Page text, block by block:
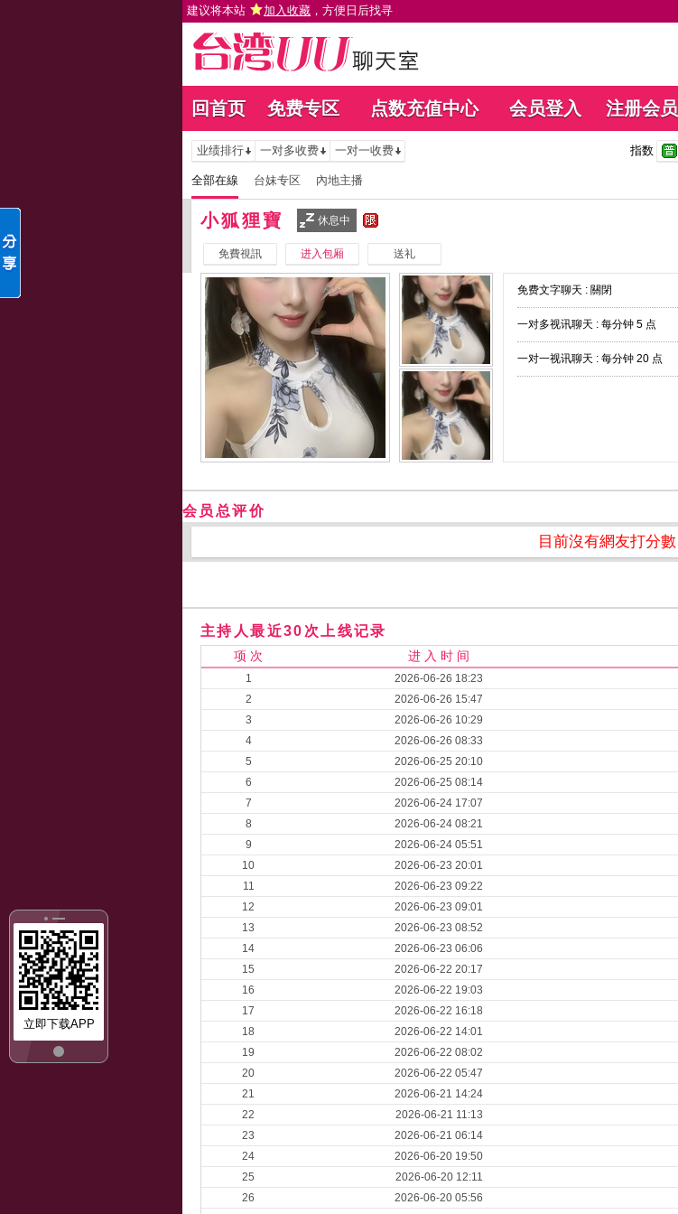
建议将本站 加入收藏 ，方便日后找寻
回首页 免费专区 点数充值中心 会员登入 注册会员
立即下载APP
业绩排行 一对多收费 一对一收费 指数
全部在線 台妹专区 內地主播
小狐狸寶 休息中
免費視訊 进入包厢 送礼
免费文字聊天 : 關閉
一对多视讯聊天 : 每分钟 5 点
一对一视讯聊天 : 每分钟 20 点
会员总评价
目前沒有網友打分數
主持人最近30次上线记录
项 次 进 入 时 间
1 2026-06-26 18:23
2
2026-06-26 15:47
3
2026-06-26 10:29
4
2026-06-26 08:33
5
2026-06-25 20:10
6
2026-06-25 08:14
7
2026-06-24 17:07
8
2026-06-24 08:21
9
2026-06-24 05:51
10
2026-06-23 20:01
11
2026-06-23 09:22
12
2026-06-23 09:01
13
2026-06-23 08:52
14
2026-06-23 06:06
15
2026-06-22 20:17
16
2026-06-22 19:03
17
2026-06-22 16:18
18
2026-06-22 14:01
19
2026-06-22 08:02
20
2026-06-22 05:47
21
2026-06-21 14:24
22
2026-06-21 11:13
23
2026-06-21 06:14
24
2026-06-20 19:50
25
2026-06-20 12:11
26
2026-06-20 05:56